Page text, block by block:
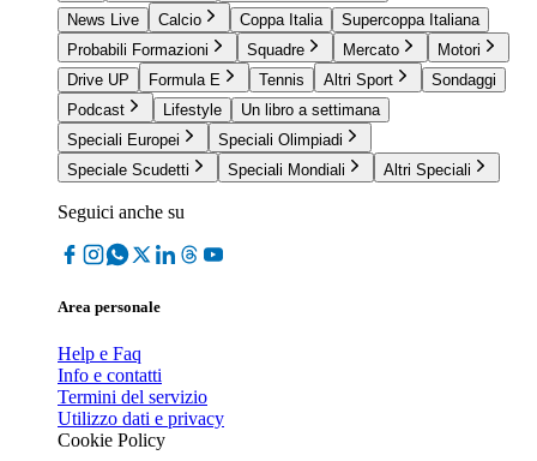
News Live
Calcio Coppa Italia
Supercoppa Italiana
Probabili Formazioni
Squadre Mercato
Motori
Drive UP
Formula E Tennis Altri Sport
Sondaggi
Podcast
Lifestyle
Un libro a settimana
Speciali Europei
Speciali Olimpiadi
Speciale Scudetti
Speciali Mondiali Altri Speciali
Seguici anche su
Area personale
Help e Faq
Info e contatti
Termini del servizio
Utilizzo dati e privacy
Cookie Policy